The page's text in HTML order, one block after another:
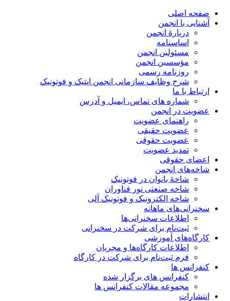
صفحه اصلی
آشنایی با انجمن
دربارۀ انجمن
اساسنامه
مسئولین انجمن
مؤسسین انجمن
روزنامه رسمی
شرح وظایف سازمانی انجمن اپتیک و فوتونیک
ارتباط با ما
شماره های تماس، ایمیل و آدرس
عضویت در انجمن
راهنمای عضویت
عضویت حقیقی
عضویت حقوقی
تمدید عضویت
اعضای حقوقی
شاخه‌های انجمن
شاخۀ بانوان در فوتونیک
شاخه صنعتی نور فناوران
شاخه‌ الکترونیک و فوتونیک آلی
سخنرانی‌های ماهانه
اطلاعات سخنرانی‌‌ها
ثبت‌نام برای شرکت در سخنرانی
کارگاه‌های آموزشی
اطلاعات کارگاه‌ها و مجریان
فرم ثبت‌نام برای شرکت در کارگاه
کنفرانس ها
کنفرانس های برگزار شده
مجموعه مقالات کنفرانس ها
انتشارات